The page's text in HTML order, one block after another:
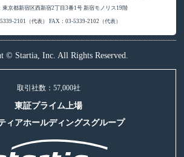
東京都新宿区西新宿2丁目3番1号 新宿モノリス19階
2101（代表） FAX：03-5339-2102（代表）
© Startia, Inc. All Rights Reserved.
取引社数：57,000社
東証プライム上場
ィアホールディングスグループ